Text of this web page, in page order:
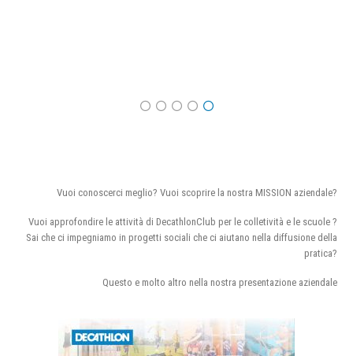
Vuoi conoscerci meglio? Vuoi scoprire la nostra MISSION aziendale?
Vuoi approfondire le attività di DecathlonClub per le colletività e le scuole ?
Sai che ci impegniamo in progetti sociali che ci aiutano nella diffusione della
pratica?
Questo e molto altro nella nostra presentazione aziendale